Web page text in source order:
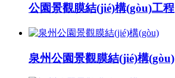
公園景觀膜結(jié)構(gòu)工程
泉州公園景觀膜結(jié)構(gòu)